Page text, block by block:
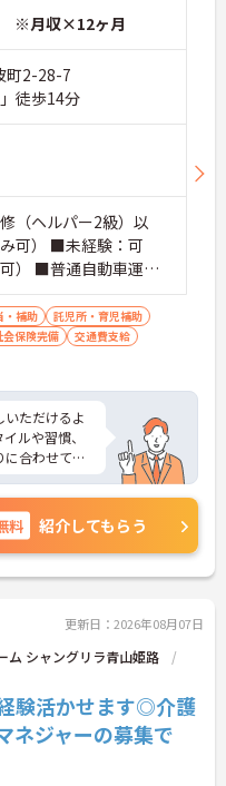
※月収×12ヶ月
町2-28-7
徒歩14分
（ヘルパー2級）以
可） ■未経験：可
可） ■普通自動車運転
れば尚可
・補助
託児所・育児補助
会保険完備
交通費支給
ただけるよ
ルや習慣、
合わせて対
や賞与制度が
ように受験
支援制度があ
トなど、さら
料 紹介してもらう
更新日：2026年08月07日
ム シャングリラ青山姫路
験活かせます◎介護
ネジャーの募集で